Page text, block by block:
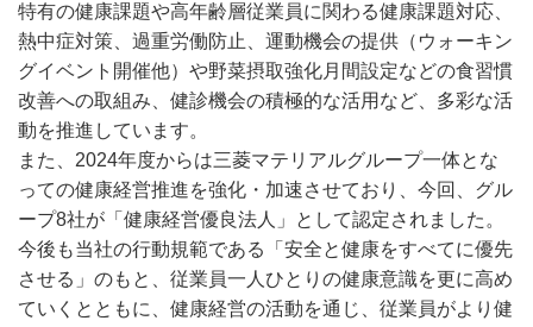
特有の健康課題や高年齢層従業員に関わる健康課題対応、
熱中症対策、過重労働防止、運動機会の提供（ウォーキン
グイベント開催他）や野菜摂取強化月間設定などの食習慣
改善への取組み、健診機会の積極的な活用など、多彩な活
動を推進しています。
また、2024年度からは三菱マテリアルグループ一体とな
っての健康経営推進を強化・加速させており、今回、グル
ープ8社が「健康経営優良法人」として認定されました。
今後も当社の行動規範である「安全と健康をすべてに優先
させる」のもと、従業員一人ひとりの健康意識を更に高め
ていくとともに、健康経営の活動を通じ、従業員がより健